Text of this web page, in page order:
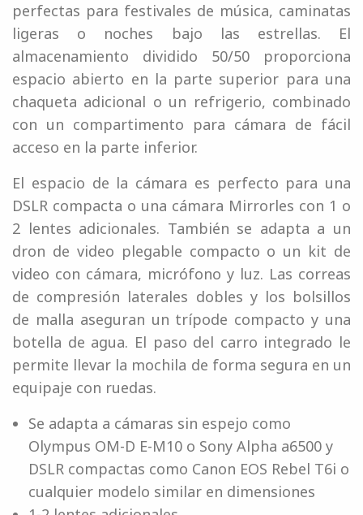
perfectas para festivales de música, caminatas
ligeras o noches bajo las estrellas. El
almacenamiento dividido 50/50 proporciona
espacio abierto en la parte superior para una
chaqueta adicional o un refrigerio, combinado
con un compartimento para cámara de fácil
acceso en la parte inferior.
El espacio de la cámara es perfecto para una
DSLR compacta o una cámara Mirrorles con 1 o
2 lentes adicionales. También se adapta a un
dron de video plegable compacto o un kit de
video con cámara, micrófono y luz. Las correas
de compresión laterales dobles y los bolsillos
de malla aseguran un trípode compacto y una
botella de agua. El paso del carro integrado le
permite llevar la mochila de forma segura en un
equipaje con ruedas.
Se adapta a cámaras sin espejo como
Olympus OM-D E-M10 o Sony Alpha a6500 y
DSLR compactas como Canon EOS Rebel T6i o
cualquier modelo similar en dimensiones